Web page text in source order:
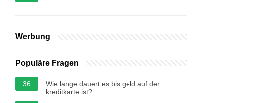
Werbung
Populäre Fragen
36
Wie lange dauert es bis geld auf der
kreditkarte ist?